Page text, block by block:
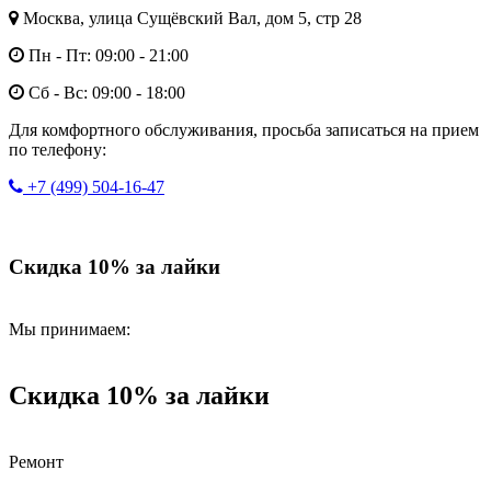
Москва, улица Сущёвский Вал, дом 5, стр 28
Пн - Пт: 09:00 - 21:00
Сб - Вс: 09:00 - 18:00
Для комфортного обслуживания, просьба записаться на прием
по телефону:
+7 (499) 504-16-47
Скидка 10% за лайки
Мы принимаем:
Скидка 10% за лайки
Ремонт